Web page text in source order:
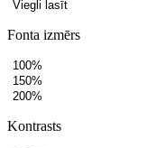
Viegli lasīt
Fonta izmērs
100%
150%
200%
Kontrasts